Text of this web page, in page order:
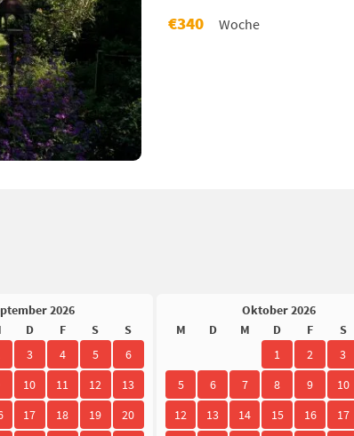
€340 Woche
2026
D F S
S
3 4 5
6
10 11 12
13
17 18 19
20
Oktober 2026
M
D M D F S
1
2 3
5
6 7 8 9 10
12
13 14 15 16 17